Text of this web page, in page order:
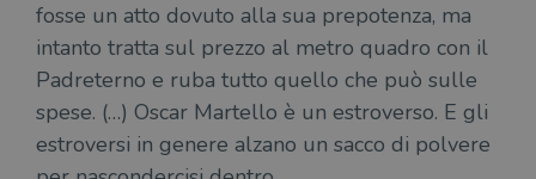
fosse un atto dovuto alla sua prepotenza, ma
intanto tratta sul prezzo al metro quadro con il
Padreterno e ruba tutto quello che può sulle
spese. (…) Oscar Martello è un estroverso. E gli
estroversi in genere alzano un sacco di polvere